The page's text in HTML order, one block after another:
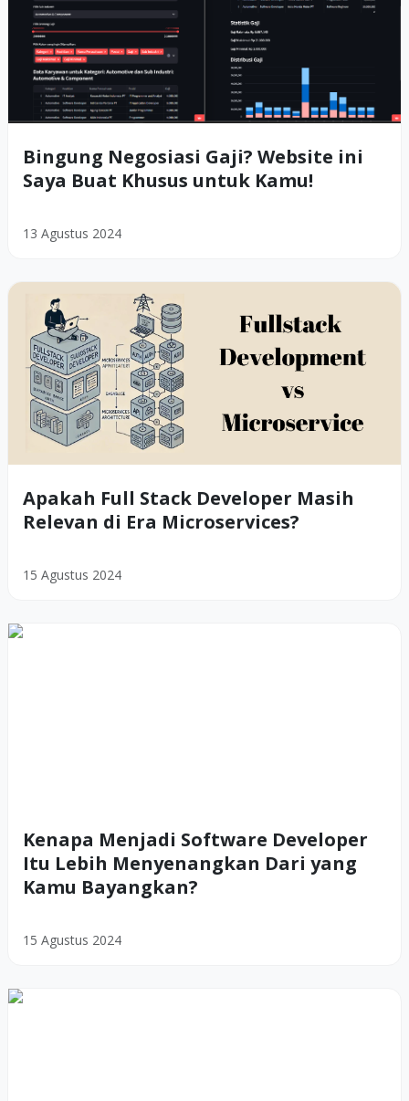
Bingung Negosiasi Gaji? Website ini
Saya Buat Khusus untuk Kamu!
13 Agustus 2024
Apakah Full Stack Developer Masih
Relevan di Era Microservices?
15 Agustus 2024
Kenapa Menjadi Software Developer
Itu Lebih Menyenangkan Dari yang
Kamu Bayangkan?
15 Agustus 2024